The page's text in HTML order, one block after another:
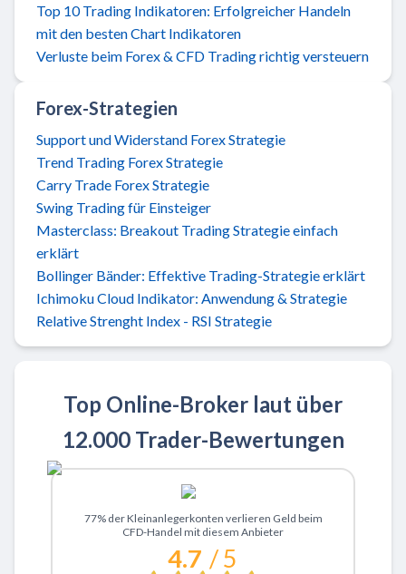
Top 10 Trading Indikatoren: Erfolgreicher Handeln
mit den besten Chart Indikatoren
Verluste beim Forex & CFD Trading richtig versteuern
Forex-Strategien
Support und Widerstand Forex Strategie
Trend Trading Forex Strategie
Carry Trade Forex Strategie
Swing Trading für Einsteiger
Masterclass: Breakout Trading Strategie einfach
erklärt
Bollinger Bänder: Effektive Trading-Strategie erklärt
Ichimoku Cloud Indikator: Anwendung & Strategie
Relative Strenght Index - RSI Strategie
Top Online-Broker laut über
12.000 Trader-Bewertungen
Zu XTB
77% der Kleinanlegerkonten verlieren Geld beim
CFD-Handel mit diesem Anbieter
4.7 / 5